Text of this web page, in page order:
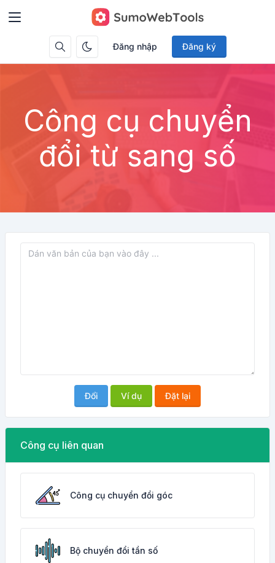
Đăng nhập Đăng ký
Công cụ chuyển
đổi từ sang số
Đổi Ví dụ Đặt lại
Công cụ liên quan
Công cụ chuyển đổi góc
Bộ chuyển đổi tần số